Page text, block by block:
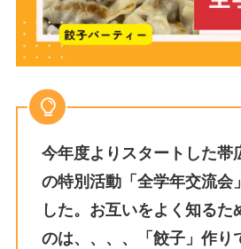
今年度よりスタートした帯
の特別活動「全学年交流会
した。お互いをよく知るた
のは、、、、「餃子」作り